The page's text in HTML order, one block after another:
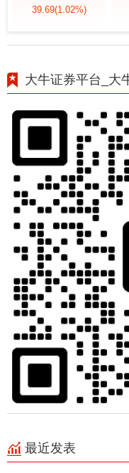
39.69(1.02%)
大牛证券平台_大
最近发表